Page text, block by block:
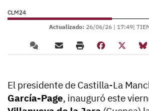
CLM24
Actualizado: 26/06/26 | 17:49|
El presidente de Castilla-La
García-Page, inauguró este